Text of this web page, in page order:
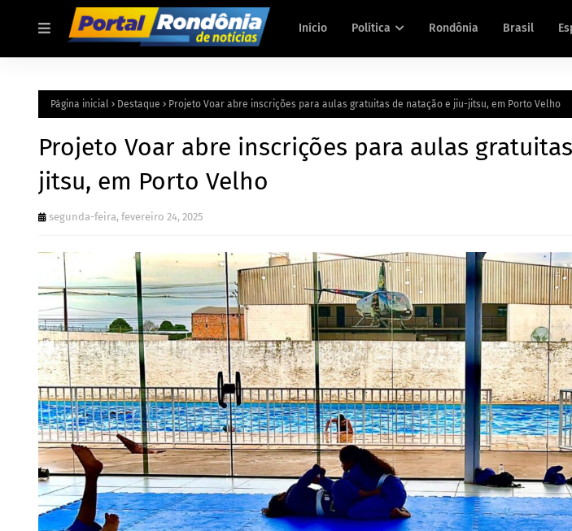
Início Política Rondônia Brasil
Página inicial Destaque Projeto Voar abre inscrições para aulas gratuitas de natação e jiu-jitsu, em Porto Velho
Projeto Voar abre inscrições para aulas
jitsu, em Porto Velho
segunda-feira, fevereiro 24, 2025